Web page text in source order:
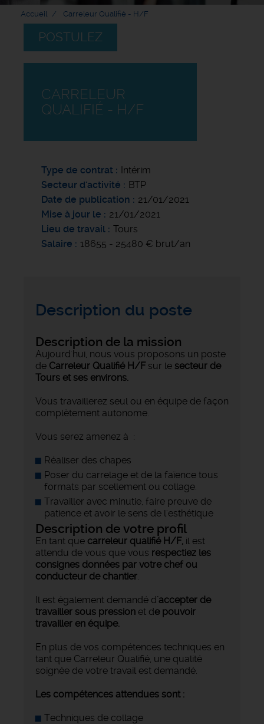
Accueil Carreleur Qualifié - H/F
POSTULEZ
CARRELEUR
QUALIFIÉ - H/F
Type de contrat
Intérim
Secteur d'activité
BTP
Date de publication
21/01/2021
Mise à jour le
21/01/2021
Lieu de travail
Tours
Salaire
18655 - 25480 € brut/an
Description du poste
Description de la mission
Aujourd'hui, nous vous proposons un poste
de Carreleur QualifiéH/Fsur le secteur de
Tours et ses environs.
Vous travaillerez seul ou en équipe de façon
complètement autonome.
Vous serez amenez à :
Réaliser des chapes
Poser du carrelage et de la faïence tous
formats par scellement ou collage.
Travailler avec minutie, faire preuve de
patience et avoir le sens de l'esthétique
Description de votre profil
En tant que carreleur qualifié H/F, il est
attendu de vous que vous respectiez les
consignes données par votre chef ou
conducteur de chantier.
Il est également demandé d'accepter de
travailler sous pression et de pouvoir
travailler en équipe.
En plus de vos compétences techniques en
tant que Carreleur Qualifié, une qualité
soignée de votre travail est demandé.
Les compétences attendues sont :
Techniques de collage